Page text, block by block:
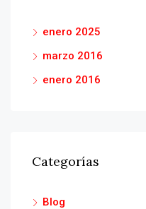
enero 2025
marzo 2016
enero 2016
Categorías
Blog